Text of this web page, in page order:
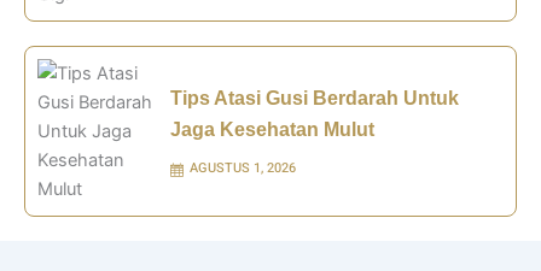
Tips Atasi Gusi Berdarah Untuk
Jaga Kesehatan Mulut
AGUSTUS 1, 2026